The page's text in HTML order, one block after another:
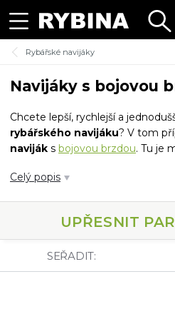
Rybářské navijáky
Navijáky s bojovou
Chcete lepší, rychlejší a
rybářského navijáku? V tom
naviják s bojovou brzdou. Tu je
zadní brzdě, v podobě prstence
prudkém výpadu velké bojovné
bojovou brzdouse nejvíce hodí
Celý popis
UPŘESNIT
SEŘADIT: